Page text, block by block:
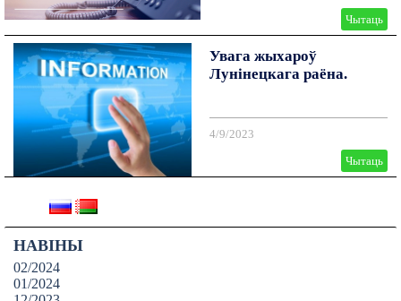
Чытаць
Увага жыхароў
Лунінецкага раёна.
4/9/2023
Чытаць
НАВІНЫ
02/2024
01/2024